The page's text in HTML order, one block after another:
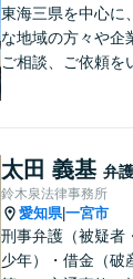
東海三県を中心に
な地域の方々や企
ご相談、ご依頼を
おります。
太田 義基 弁
鈴木泉法律事務所
愛知県|一宮市
刑事弁護（被疑者
少年）・借金（破